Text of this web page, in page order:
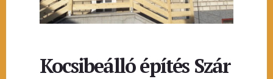
Kocsibeálló építés Szár